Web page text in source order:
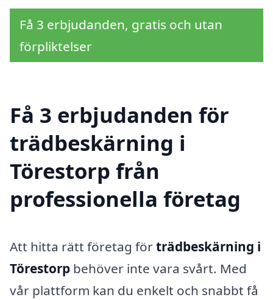
Få 3 erbjudanden, gratis och utan
förpliktelser
Få 3 erbjudanden för
trädbeskärning i
Törestorp från
professionella företag
Att hitta rätt företag förträdbeskärning i
Törestorp behöver inte vara svårt. Med
vår plattform kan du enkelt och snabbt få